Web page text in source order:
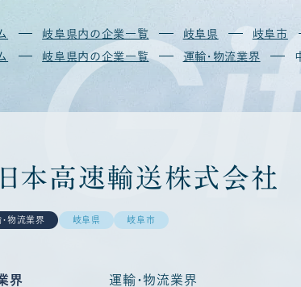
岐阜県内の企業一覧 岐阜県 岐阜市
岐阜県内の企業一覧 運輸・物流業界
本高速輸送株式会社
物流業界 岐阜県 岐阜市
界 運輸・物流業界